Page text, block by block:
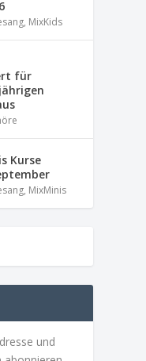
, MixKids
für
Kurse
, MixMinis
und